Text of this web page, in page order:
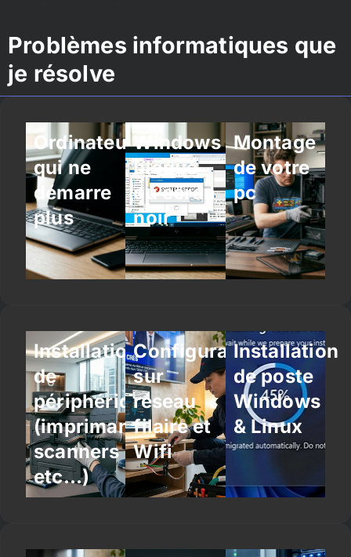
Problèmes informatiques que
je résolve
Ordinateur
qui ne
démarre
plus
Windows
bloqué
ou écran
noir
Montage
de votre
pc
Installation
de
périphériques
(imprimantes,
scanners
etc…)
Configuration
sur
réseau
filaire et
Wifi
Installation
de poste
Windows
& Linux